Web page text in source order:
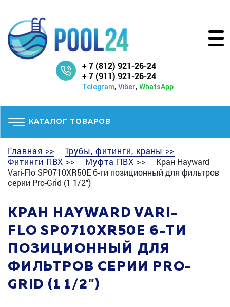
+ 7 (812) 921-26-24
+ 7 (911) 921-26-24
Telegram, Viber, WhatsApp
КАТАЛОГ ТОВАРОВ
Главная >>
Трубы, фитинги, краны >>
Фитинги ПВХ >>
Муфта ПВХ >>
Кран Hayward
Vari-Flo SP0710XR50E 6-ти позиционный для фильтров
серии Pro-Grid (1 1/2")
КРАН HAYWARD VARI-
FLO SP0710XR50E 6-ТИ
ПОЗИЦИОННЫЙ ДЛЯ
ФИЛЬТРОВ СЕРИИ PRO-
GRID (1 1/2")